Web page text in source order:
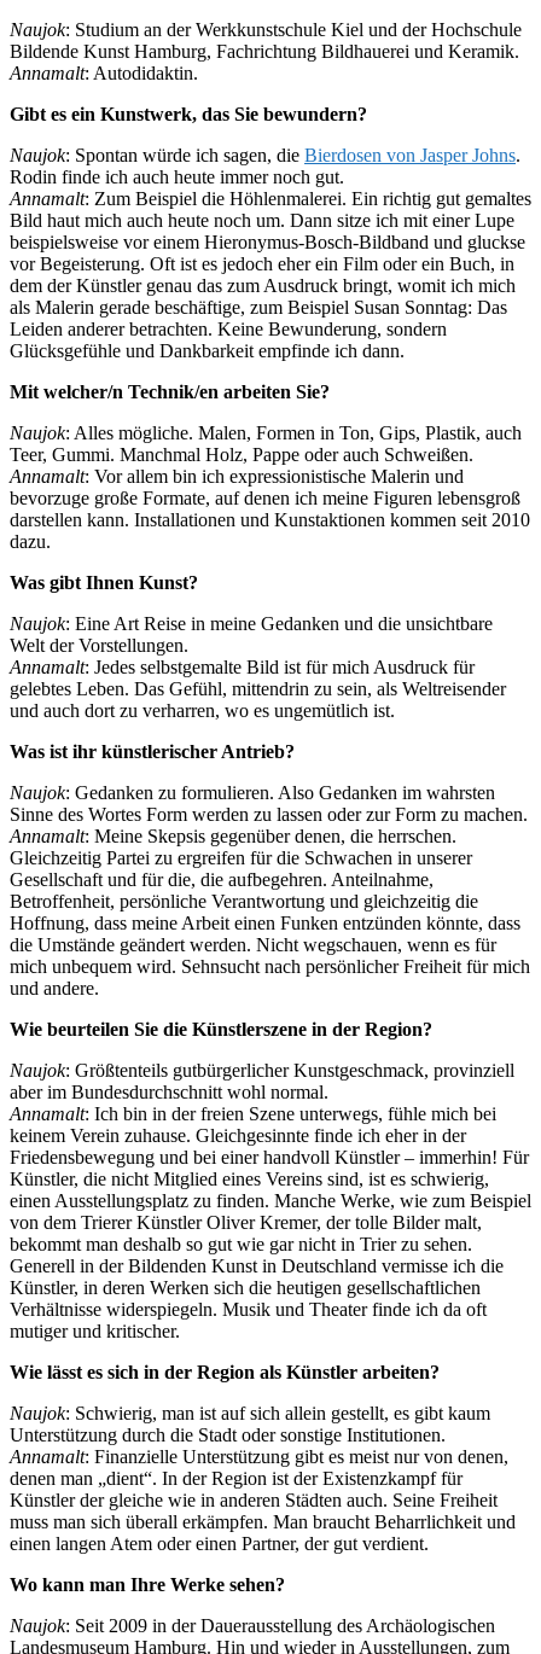
Naujok: Studium an der Werkkunstschule Kiel und der Hochschule
Bildende Kunst Hamburg, Fachrichtung Bildhauerei und Keramik.
Annamalt: Autodidaktin.
Gibt es ein Kunstwerk, das Sie bewundern?
Naujok: Spontan würde ich sagen, die Bierdosen von Jasper Johns.
Rodin finde ich auch heute immer noch gut.
Annamalt: Zum Beispiel die Höhlenmalerei. Ein richtig gut gemaltes
Bild haut mich auch heute noch um. Dann sitze ich mit einer Lupe
beispielsweise vor einem Hieronymus-Bosch-Bildband und gluckse
vor Begeisterung. Oft ist es jedoch eher ein Film oder ein Buch, in
dem der Künstler genau das zum Ausdruck bringt, womit ich mich
als Malerin gerade beschäftige, zum Beispiel Susan Sonntag: Das
Leiden anderer betrachten. Keine Bewunderung, sondern
Glücksgefühle und Dankbarkeit empfinde ich dann.
Mit welcher/n Technik/en arbeiten Sie?
Naujok: Alles mögliche. Malen, Formen in Ton, Gips, Plastik, auch
Teer, Gummi. Manchmal Holz, Pappe oder auch Schweißen.
Annamalt: Vor allem bin ich expressionistische Malerin und
bevorzuge große Formate, auf denen ich meine Figuren lebensgroß
darstellen kann. Installationen und Kunstaktionen kommen seit 2010
dazu.
Was gibt Ihnen Kunst?
Naujok: Eine Art Reise in meine Gedanken und die unsichtbare
Welt der Vorstellungen.
Annamalt: Jedes selbstgemalte Bild ist für mich Ausdruck für
gelebtes Leben. Das Gefühl, mittendrin zu sein, als Weltreisender
und auch dort zu verharren, wo es ungemütlich ist.
Was ist ihr künstlerischer Antrieb?
Naujok: Gedanken zu formulieren. Also Gedanken im wahrsten
Sinne des Wortes Form werden zu lassen oder zur Form zu machen.
Annamalt: Meine Skepsis gegenüber denen, die herrschen.
Gleichzeitig Partei zu ergreifen für die Schwachen in unserer
Gesellschaft und für die, die aufbegehren. Anteilnahme,
Betroffenheit, persönliche Verantwortung und gleichzeitig die
Hoffnung, dass meine Arbeit einen Funken entzünden könnte, dass
die Umstände geändert werden. Nicht wegschauen, wenn es für
mich unbequem wird. Sehnsucht nach persönlicher Freiheit für mich
und andere.
Wie beurteilen Sie die Künstlerszene in der Region?
Naujok: Größtenteils gutbürgerlicher Kunstgeschmack, provinziell
aber im Bundesdurchschnitt wohl normal.
Annamalt: Ich bin in der freien Szene unterwegs, fühle mich bei
keinem Verein zuhause. Gleichgesinnte finde ich eher in der
Friedensbewegung und bei einer handvoll Künstler – immerhin! Für
Künstler, die nicht Mitglied eines Vereins sind, ist es schwierig,
einen Ausstellungsplatz zu finden. Manche Werke, wie zum Beispiel
von dem Trierer Künstler Oliver Kremer, der tolle Bilder malt,
bekommt man deshalb so gut wie gar nicht in Trier zu sehen.
Generell in der Bildenden Kunst in Deutschland vermisse ich die
Künstler, in deren Werken sich die heutigen gesellschaftlichen
Verhältnisse widerspiegeln. Musik und Theater finde ich da oft
mutiger und kritischer.
Wie lässt es sich in der Region als Künstler arbeiten?
Naujok: Schwierig, man ist auf sich allein gestellt, es gibt kaum
Unterstützung durch die Stadt oder sonstige Institutionen.
Annamalt: Finanzielle Unterstützung gibt es meist nur von denen,
denen man „dient“. In der Region ist der Existenzkampf für
Künstler der gleiche wie in anderen Städten auch. Seine Freiheit
muss man sich überall erkämpfen. Man braucht Beharrlichkeit und
einen langen Atem oder einen Partner, der gut verdient.
Wo kann man Ihre Werke sehen?
Naujok: Seit 2009 in der Dauerausstellung des Archäologischen
Landesmuseum Hamburg. Hin und wieder in Ausstellungen, zum